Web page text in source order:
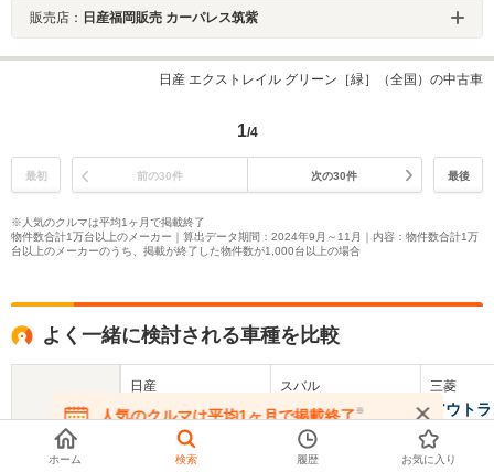
販売店： 日産福岡販売 カーパレス筑紫
日産 エクストレイル グリーン［緑］（全国）の中古車
1/4
最初 前の30件 次の30件 最後
※人気のクルマは平均1ヶ月で掲載終了
物件数合計1万台以上のメーカー｜算出データ期間：2024年9月～11月｜内容：物件数合計1万
台以上のメーカーのうち、掲載が終了した物件数が1,000台以上の場合
よく一緒に検討される車種を比較
基本情報
日産
デュアリス
スバル
インプレッサXV
三菱
アウト
PHEV
人気のクルマは平均1ヶ月で掲載終了※
在庫が無くなる前にお問い合わせください
ホーム 検索 履歴 お気に入り